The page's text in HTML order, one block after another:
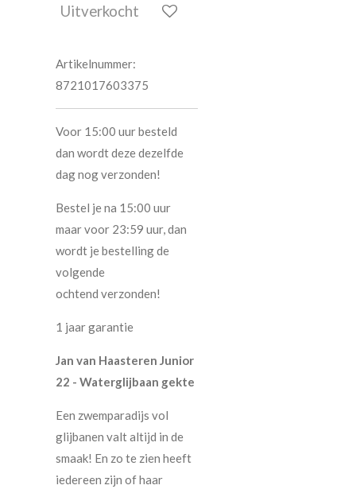
Uitverkocht
Artikelnummer:
8721017603375
Voor 15:00 uur besteld
dan wordt deze dezelfde
dag nog verzonden!
Bestel je na 15:00 uur
maar voor 23:59 uur, dan
wordt je bestelling de
volgende
ochtend verzonden!
1 jaar garantie
Jan van Haasteren Junior
22 - Waterglijbaan gekte
Een zwemparadijs vol
glijbanen valt altijd in de
smaak! En zo te zien heeft
iedereen zijn of haar